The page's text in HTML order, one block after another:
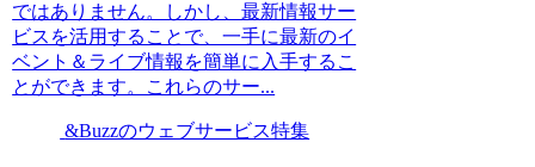
ではありません。しかし、最新情報サー
ビスを活用することで、一手に最新のイ
ベント＆ライブ情報を簡単に入手するこ
とができます。これらのサー...
&Buzzのウェブサービス特集